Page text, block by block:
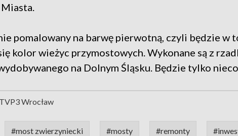
pomalowany na barwę pierwotną, czyli będzie w
kolor wieżyc przymostowych. Wykonane są z
na Dolnym Śląsku. Będzie tylko
Wrocław
#most zwierzyniecki #mosty #remonty